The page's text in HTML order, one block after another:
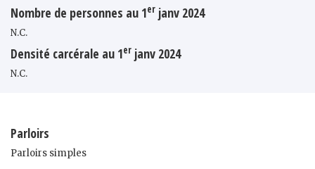
Nombre de personnes au 1er janv 2024
N.C.
Densité carcérale au 1er janv 2024
N.C.
Parloirs
Parloirs simples